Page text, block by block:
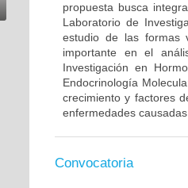
propuesta busca
Laboratorio de
estudio de las formas
importante en el
Investigación en
Endocrinología
crecimiento y factores
enfermedades
Convocatoria